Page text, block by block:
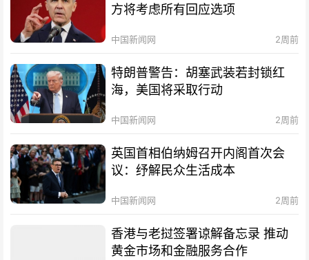
方将考虑所有回应选项
中国新闻网 2周前
特朗普警告：胡塞武装若封锁红
海，美国将采取行动
中国新闻网 2周前
英国首相伯纳姆召开内阁首次会
议：纾解民众生活成本
中国新闻网 2周前
香港与老挝签署谅解备忘录 推动
黄金市场和金融服务合作